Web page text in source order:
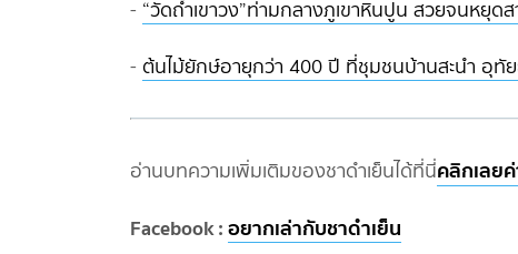
- “วัดถ้ำเขาวง”ท่ามกลางภูเขาหินปูน สวยจนหยุ
- ต้นไม้ยักษ์อายุกว่า 400 ปี ที่ชุมชนบ้านสะนำ อุทั
อ่านบทความเพิ่มเติมของชาดำเย็นได้ที่นี่คลิกเลย
Facebook :อยากเล่ากับชาดำเย็น